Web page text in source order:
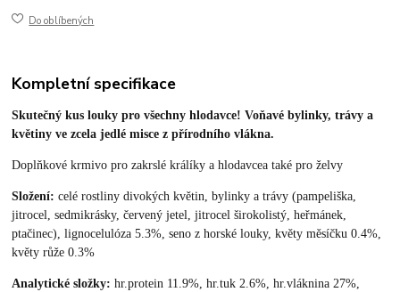
Do oblíbených
Kompletní specifikace
Skutečný kus louky pro všechny hlodavce! Voňavé bylinky, trávy a
květiny ve zcela jedlé misce z přírodního vlákna.
Doplňkové krmivo pro zakrslé králíky a hlodavcea také pro želvy
Složení:celé rostliny divokých květin, bylinky a trávy (pampeliška,
jitrocel, sedmikrásky, červený jetel, jitrocel širokolistý, heřmánek,
ptačinec), lignocelulóza 5.3%, seno z horské louky, květy měsíčku 0.4%,
květy růže 0.3%
Analytické složky:hr.protein 11.9%, hr.tuk 2.6%, hr.vláknina 27%,